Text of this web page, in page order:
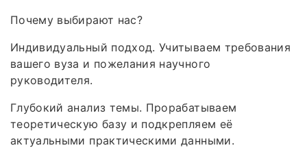
Почему выбирают нас?
Индивидуальный подход. Учитываем требования
вашего вуза и пожелания научного
руководителя.
Глубокий анализ темы. Прорабатываем
теоретическую базу и подкрепляем её
актуальными практическими данными.